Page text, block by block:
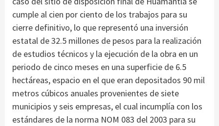
cumple al cien por ciento de los trabajos para su
cierre definitivo, lo que representó una inversión
estatal de 32.5 millones de pesos para la realización
de estudios técnicos y la ejecución de la obra en un
periodo de cinco meses en una superficie de 6.5
hectáreas, espacio en el que eran depositados 90 mil
metros cúbicos anuales provenientes de siete
municipios y seis empresas, el cual incumplía con los
estándares de la norma NOM 083 del 2003 para su